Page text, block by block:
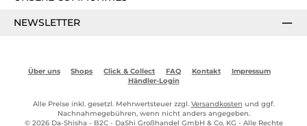
NEWSLETTER
Über uns Shops Click & Collect FAQ Kontakt
Impressum
Händler-Login
Alle Preise inkl. gesetzl. Mehrwertsteuer zzgl. Versandkosten und ggf.
Nachnahmegebühren, wenn nicht anders angegeben.
© 2026 Da-Shisha - B2C - DaShi Großhandel GmbH & Co. KG - Alle Rechte